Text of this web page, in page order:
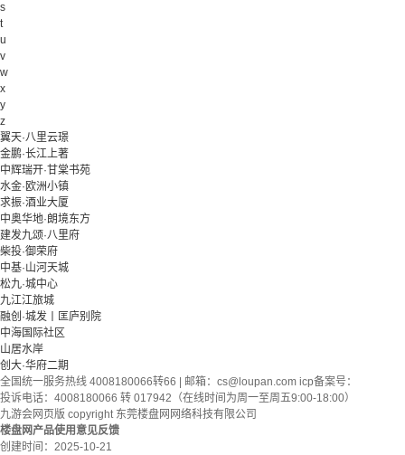
s
t
u
v
w
x
y
z
翼天·八里云璟
金鹏·长江上著
中辉瑞开·甘棠书苑
水金·欧洲小镇
求振·酒业大厦
中奥华地·朗境东方
建发九颂·八里府
柴投·御荣府
中基·山河天城
松九·城中心
九江江旅城
融创·城发丨匡庐别院
中海国际社区
山居水岸
创大·华府二期
全国统一服务热线 4008180066转66 | 邮箱： cs@loupan.com icp备案号：
投诉电话：4008180066 转 017942（在线时间为周一至周五9:00-18:00）
九游会网页版 copyright 东莞楼盘网网络科技有限公司
楼盘网产品使用意见反馈
创建时间： 2025-10-21